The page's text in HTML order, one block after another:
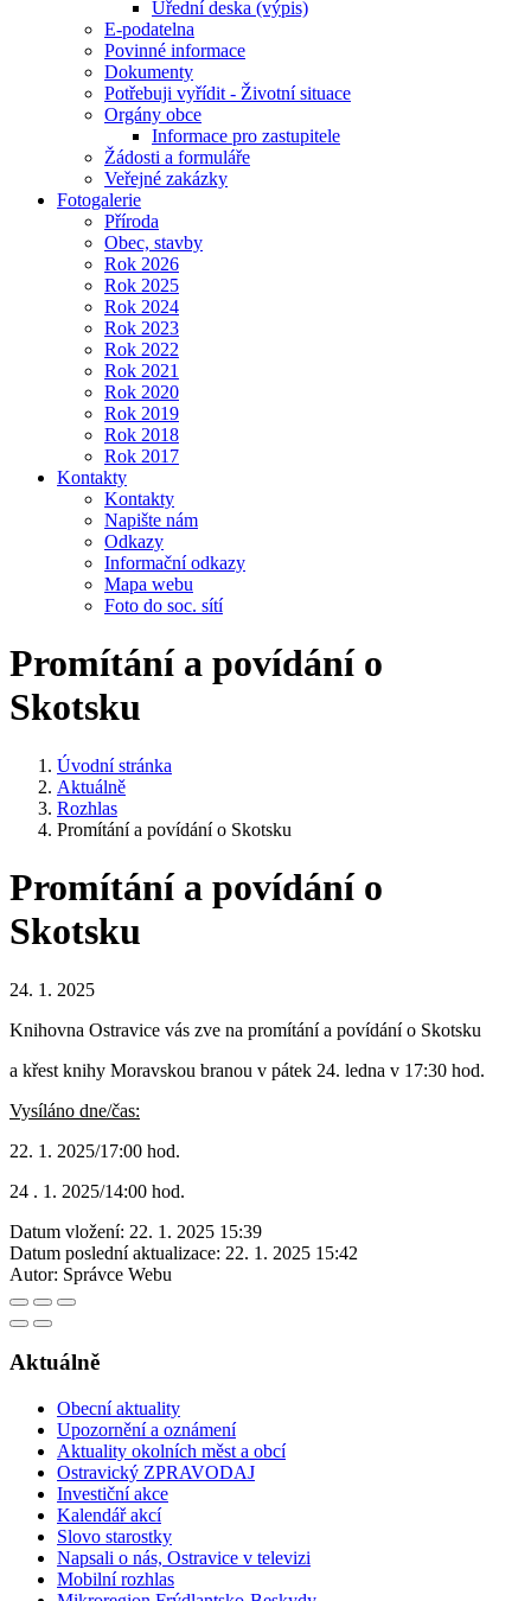
Úřední deska (výpis)
E-podatelna
Povinné informace
Dokumenty
Potřebuji vyřídit - Životní situace
Orgány obce
Informace pro zastupitele
Žádosti a formuláře
Veřejné zakázky
Fotogalerie
Příroda
Obec, stavby
Rok 2026
Rok 2025
Rok 2024
Rok 2023
Rok 2022
Rok 2021
Rok 2020
Rok 2019
Rok 2018
Rok 2017
Kontakty
Kontakty
Napište nám
Odkazy
Informační odkazy
Mapa webu
Foto do soc. sítí
Promítání a povídání o
Skotsku
Úvodní stránka
Aktuálně
Rozhlas
Promítání a povídání o Skotsku
Promítání a povídání o
Skotsku
24. 1. 2025
Knihovna Ostravice vás zve na promítání a povídání o Skotsku
a křest knihy Moravskou branou v pátek 24. ledna v 17:30 hod.
Vysíláno dne/čas:
22. 1. 2025/17:00 hod.
24 . 1. 2025/14:00 hod.
Datum vložení: 22. 1. 2025 15:39
Datum poslední aktualizace: 22. 1. 2025 15:42
Autor: Správce Webu
Aktuálně
Obecní aktuality
Upozornění a oznámení
Aktuality okolních měst a obcí
Ostravický ZPRAVODAJ
Investiční akce
Kalendář akcí
Slovo starostky
Napsali o nás, Ostravice v televizi
Mobilní rozhlas